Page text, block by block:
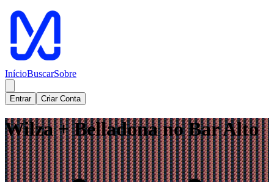
InícioBuscarSobre
Entrar Criar Conta
Wilza + Belladona no Bar Alto